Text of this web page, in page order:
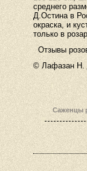
среднего
Д.Остина в
окраска, и
только в
Отзывы
© Лафазан Н.
Саженцы